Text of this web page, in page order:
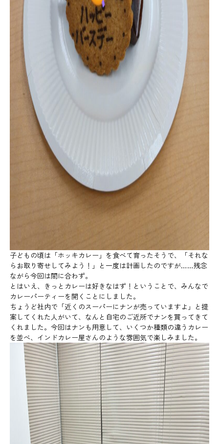
子どもの頃は「ホッキカレー」を食べて育ったそうで、「それな
らお取り寄せしてみよう！」と一度は計画したのですが……残念
ながら今回は間に合わず。
とはいえ、きっとカレーは好きなはず！ということで、みんなで
カレーパーティーを開くことにしました。
ちょうど社内で「近くのスーパーにナンが売っていますよ」と提
案してくれた人がいて、なんと自宅のご近所でナンを買ってきて
くれました。今回はナンも用意して、いくつか種類の違うカレー
を並べ、インドカレー屋さんのような雰囲気で楽しみました。